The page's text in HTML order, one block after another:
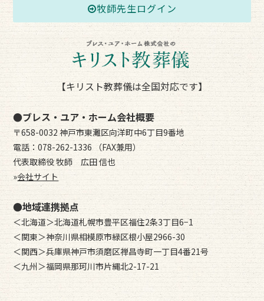
牧師先生ログイン
【キリスト教葬儀は全国対応です】
●ブレス・ユア・ホーム会社概要
〒658-0032 神戸市東灘区向洋町中6丁目9番地
電話：078-262-1336 （FAX兼用）
代表取締役 牧師 広田 信也
»会社サイト
●地域連携拠点
＜北海道＞北海道札幌市豊平区福住2条3丁目6−1
＜関東＞神奈川県相模原市緑区根小屋2966-30
＜関西＞兵庫県神戸市須磨区禅昌寺町一丁目4番21号
＜九州＞福岡県那珂川市片縄北2-17-21